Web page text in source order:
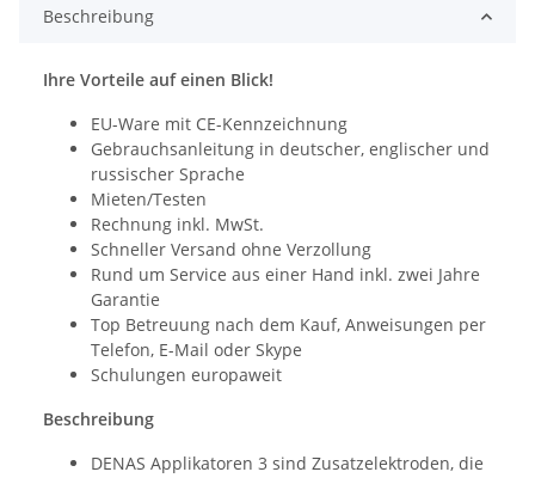
Beschreibung
Ihre Vorteile auf einen Blick!
EU-Ware mit CE-Kennzeichnung
Gebrauchsanleitung in deutscher, englischer und
russischer Sprache
Mieten/Testen
Rechnung inkl. MwSt.
Schneller Versand ohne Verzollung
Rund um Service aus einer Hand inkl. zwei Jahre
Garantie
Top Betreuung nach dem Kauf, Anweisungen per
Telefon, E-Mail oder Skype
Schulungen europaweit
Beschreibung
DENAS Applikatoren 3 sind Zusatzelektroden, die